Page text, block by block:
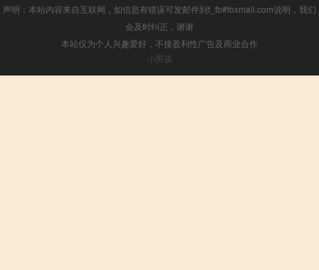
声明：本站内容来自互联网，如信息有错误可发邮件到f_fb#foxmail.com说明，我们
会及时纠正，谢谢
本站仅为个人兴趣爱好，不接盈利性广告及商业合作
小男孩